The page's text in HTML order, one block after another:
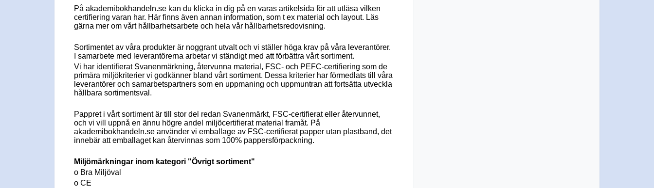
På akademibokhandeln.se kan du klicka in dig på en varas artikelsida för att utläsa vilken
certifiering varan har. Här finns även annan information, som t ex material och layout. Läs
gärna mer om vårt hållbarhetsarbete och hela vår hållbarhetsredovisning.
Sortimentet av våra produkter är noggrant utvalt och vi ställer höga krav på våra leverantörer.
I samarbete med leverantörerna arbetar vi ständigt med att förbättra vårt sortiment.
Vi har identifierat Svanenmärkning, återvunna material, FSC- och PEFC-certifiering som de
primära miljökriterier vi godkänner bland vårt sortiment. Dessa kriterier har förmedlats till våra
leverantörer och samarbetspartners som en uppmaning och uppmuntran att fortsätta utveckla
hållbara sortimentsval.
Pappret i vårt sortiment är till stor del redan Svanenmärkt, FSC-certifierat eller återvunnet,
och vi vill uppnå en ännu högre andel miljöcertifierat material framåt. På
akademibokhandeln.se använder vi emballage av FSC-certifierat papper utan plastband, det
innebär att emballaget kan återvinnas som 100% pappersförpackning.
Miljömärkningar inom kategori "Övrigt sortiment"
o Bra Miljöval
o CE